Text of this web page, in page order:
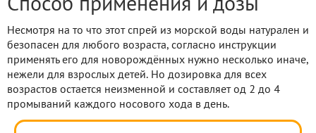
Способ применения и дозы
Несмотря на то что этот спрей из морской воды натурален и
безопасен для любого возраста, согласно инструкции
применять его для новорождённых нужно несколько иначе,
нежели для взрослых детей. Но дозировка для всех
возрастов остается неизменной и составляет од 2 до 4
промываний каждого носового хода в день.